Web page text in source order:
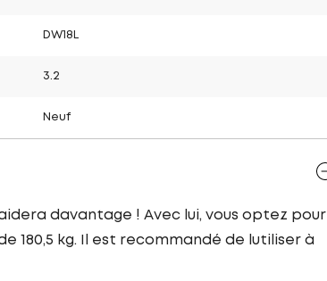
DW18L
3.2
Neuf
davantage ! Avec lui, vous optez pour
180,5 kg. Il est recommandé de lutiliser à